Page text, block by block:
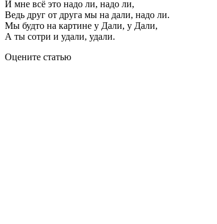
И мне всё это надо ли, надо ли,
Ведь друг от друга мы на дали, надо ли.
Мы будто на картине у Дали, у Дали,
А ты сотри и удали, удали.
Оцените статью